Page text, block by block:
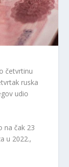
četvrtinu
ruska
udio
na čak 23
u 2022.,